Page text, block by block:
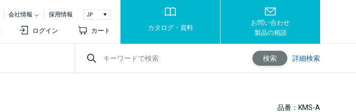
会社情報 採用情報
ログイン カート カタログ・資料
お問い合わせ
製品の相談
検索 詳細検索
品番：KMS-A